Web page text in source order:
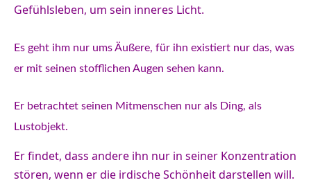
Gefühlsleben, um sein inneres Licht.
Es geht ihm nur ums Äußere, für ihn existiert nur das, was
er mit seinen stofflichen Augen sehen kann.
Er betrachtet seinen Mitmenschen nur als Ding, als
Lustobjekt.
Er findet, dass andere ihn nur in seiner Konzentration
stören, wenn er die irdische Schönheit darstellen will.